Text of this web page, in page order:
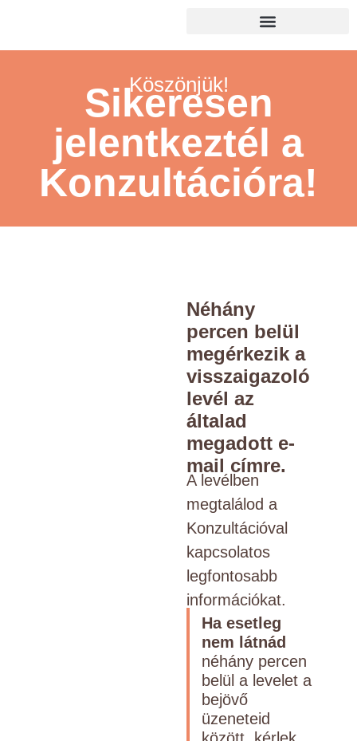
Köszönjük!
Sikeresen
jelentkeztél a
Konzultációra!
Néhány
percen belül
megérkezik a
visszaigazoló
levél az
általad
megadott e-
mail címre.
A levélben
megtalálod a
Konzultációval
kapcsolatos
legfontosabb
információkat.
Ha esetleg
nem látnád
néhány percen
belül a levelet a
bejövő
üzeneteid